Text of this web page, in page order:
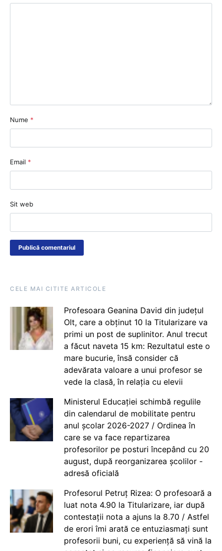
Nume *
Email *
Sit web
CELE MAI CITITE ARTICOLE
Profesoara Geanina David din județul
Olt, care a obținut 10 la Titularizare va
primi un post de suplinitor. Anul trecut
a făcut naveta 15 km: Rezultatul este o
mare bucurie, însă consider că
adevărata valoare a unui profesor se
vede la clasă, în relația cu elevii
Ministerul Educației schimbă regulile
din calendarul de mobilitate pentru
anul școlar 2026-2027 / Ordinea în
care se va face repartizarea
profesorilor pe posturi începând cu 20
august, după reorganizarea școlilor -
adresă oficială
Profesorul Petruț Rizea: O profesoară a
luat nota 4.90 la Titularizare, iar după
contestații nota a ajuns la 8.70 / Astfel
de erori îmi arată ce entuziasmați sunt
profesorii buni, cu experiență să vină la